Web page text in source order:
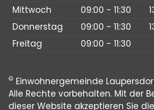
Mittwoch
09:00 - 11:30
Donnerstag
09:00 - 11:30
Freitag
09:00 - 11:30
© Einwohnergemeinde
Alle Rechte vorbehalten. Mit der
dieser Website akzeptieren Sie die